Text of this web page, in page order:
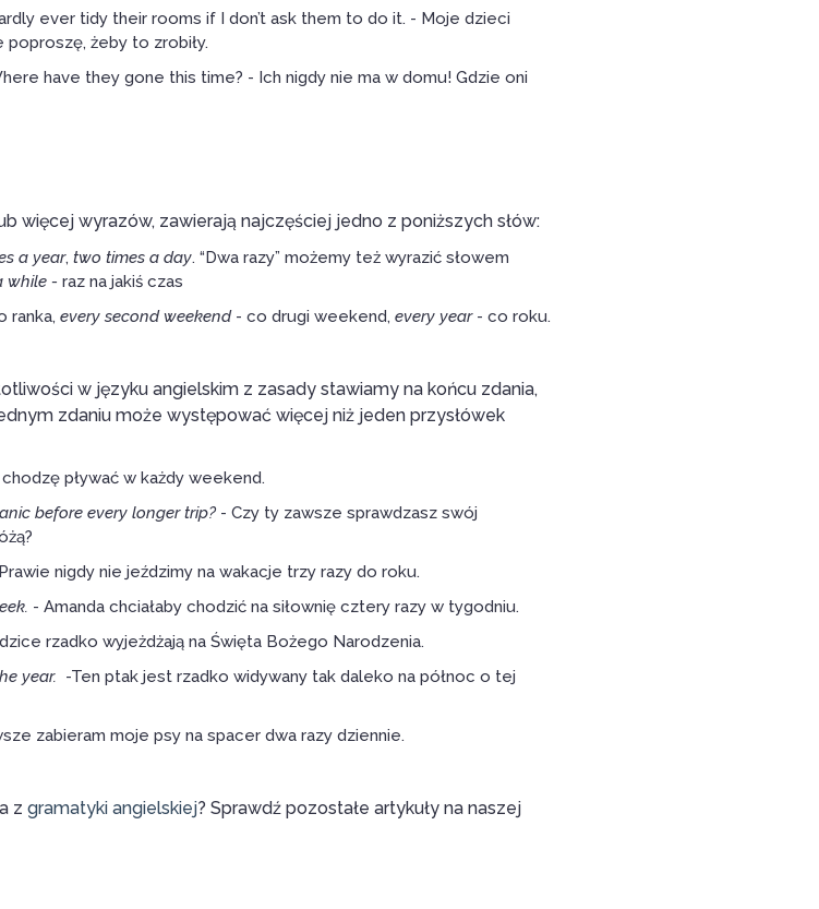
ever tidy their rooms if I don’t ask them to do it. - Moje dzieci
poproszę, żeby to zrobiły.
have they gone this time? - Ich nigdy nie ma w domu! Gdzie oni
więcej wyrazów, zawierają najczęściej jedno z poniższych słów:
a year, two times a day. “Dwa razy” możemy też wyrazić słowem
while - raz na jakiś czas
ranka, every second weekend - co drugi weekend, every year- co roku.
w języku angielskim z zasady stawiamy na końcu zdania,
zdaniu może występować więcej niż jeden przysłówek
pływać w każdy weekend.
before every longer trip? - Czy ty zawsze sprawdzasz swój
nigdy nie jeździmy na wakacje trzy razy do roku.
- Amanda chciałaby chodzić na siłownię cztery razy w tygodniu.
rzadko wyjeżdżają na Święta Bożego Narodzenia.
year. -Ten ptak jest rzadko widywany tak daleko na północ o tej
zabieram moje psy na spacer dwa razy dziennie.
z gramatyki angielskiej? Sprawdź pozostałe artykuły na naszej